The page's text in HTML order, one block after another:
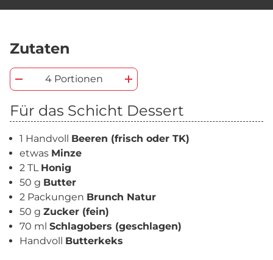
Zutaten
4 Portionen
Für das Schicht Dessert
1 Handvoll Beeren (frisch oder TK)
etwas Minze
2 TL Honig
50 g Butter
2 Packungen Brunch Natur
50 g Zucker (fein)
70 ml Schlagobers (geschlagen)
Handvoll Butterkeks